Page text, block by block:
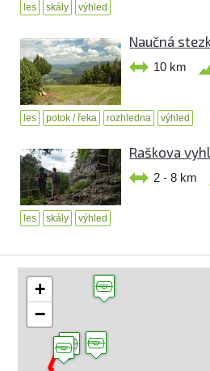
les skály výhled
Naučná
10 km
les potok / řeka rozhledna výhled
Raškova
2 - 8 km
les skály výhled
+
−